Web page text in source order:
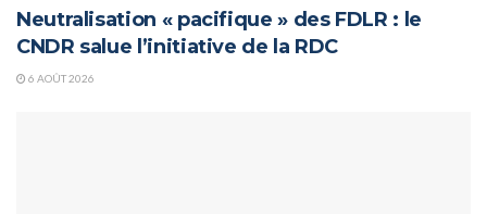
Neutralisation « pacifique » des FDLR : le
CNDR salue l’initiative de la RDC
6 AOÛT 2026